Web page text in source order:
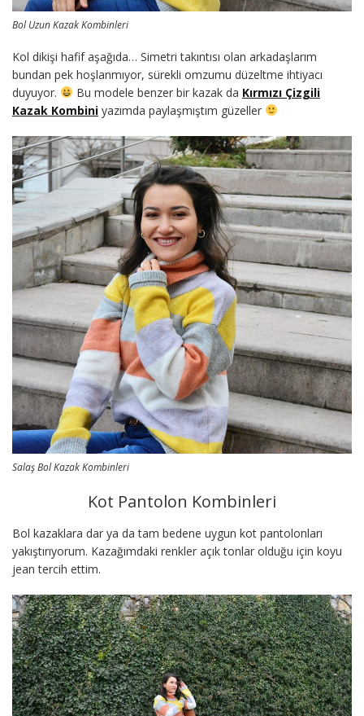
Bol Uzun Kazak Kombinleri
Kol dikişi hafif aşağıda… Simetri takıntısı olan arkadaşlarım
bundan pek hoşlanmıyor, sürekli omzumu düzeltme ihtiyacı
duyuyor.
Bu modele benzer bir kazak da Kırmızı Çizgili
Kazak Kombini yazımda paylaşmıştım güzeller
Salaş Bol Kazak Kombinleri
Kot Pantolon Kombinleri
Bol kazaklara dar ya da tam bedene uygun kot pantolonları
yakıştırıyorum. Kazağımdaki renkler açık tonlar olduğu için koyu
jean tercih ettim.